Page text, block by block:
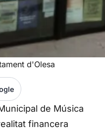
d'Olesa
de Música
financera